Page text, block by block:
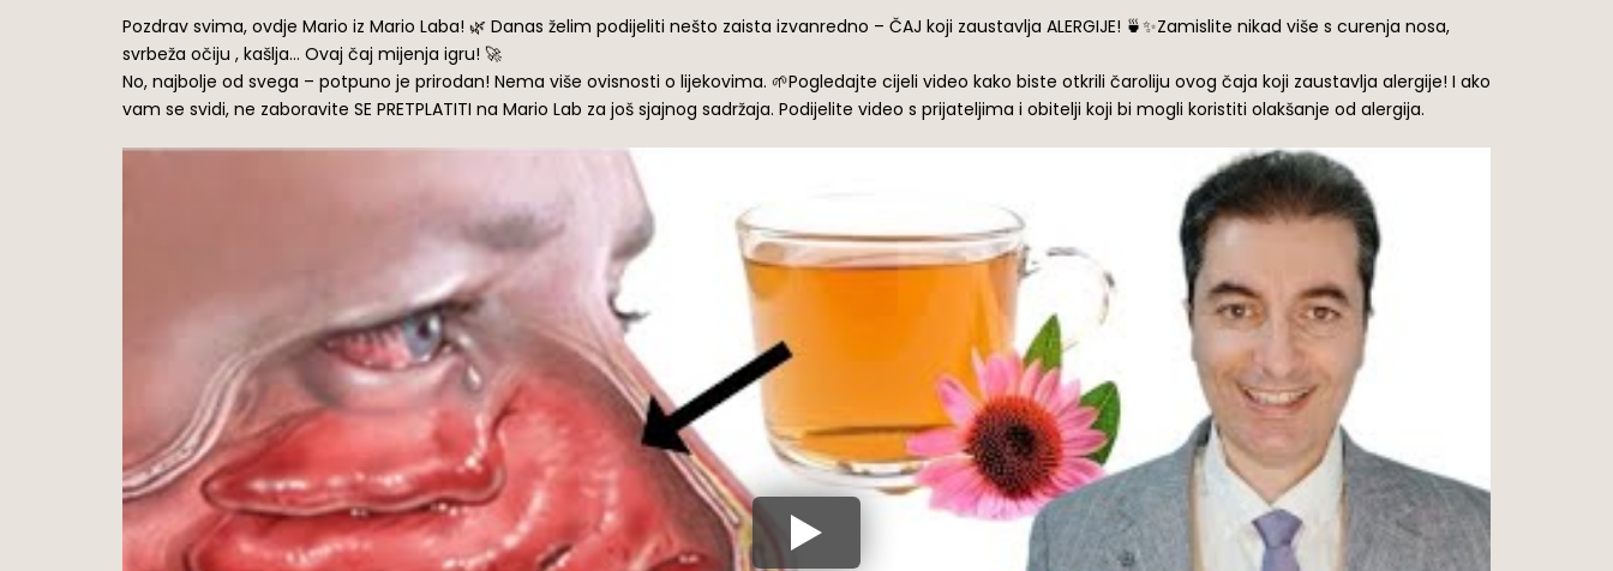
Pozdrav svima, ovdje Mario iz Mario Laba! 🌿 Danas želim podijeliti nešto zaista izvanredno – ČAJ koji zaustavlja ALERGIJE! 🍵✨Zamislite nikad više s curenja nosa,
svrbeža očiju , kašlja… Ovaj čaj mijenja igru! 🚀
No, najbolje od svega – potpuno je prirodan! Nema više ovisnosti o lijekovima. 🌱Pogledajte cijeli video kako biste otkrili čaroliju ovog čaja koji zaustavlja alergije! I ako
vam se svidi, ne zaboravite SE PRETPLATITI na Mario Lab za još sjajnog sadržaja. Podijelite video s prijateljima i obitelji koji bi mogli koristiti olakšanje od alergija.